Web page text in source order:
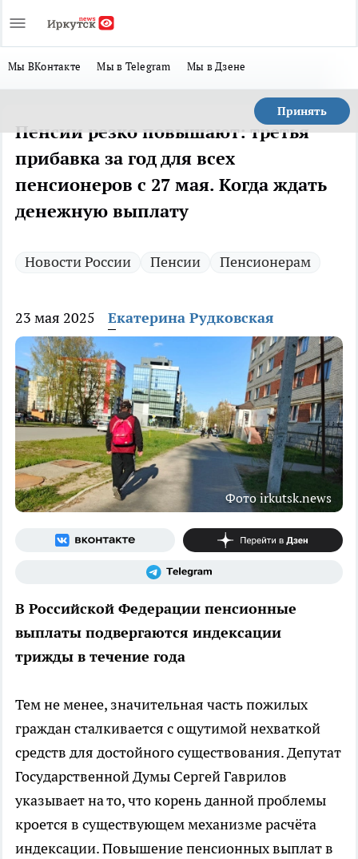
Мы ВКонтакте Мы в Telegram Мы в Дзене
Принять
Пенсии резко повышают: третья
прибавка за год для всех
пенсионеров с 27 мая. Когда ждать
денежную выплату
Новости России Пенсии Пенсионерам
23 мая 2025 Екатерина Рудковская
Фото irkutsk.news
В Российской Федерации пенсионные
выплаты подвергаются индексации
трижды в течение года
Тем не менее, значительная часть пожилых
граждан сталкивается с ощутимой нехваткой
средств для достойного существования. Депутат
Государственной Думы Сергей Гаврилов
указывает на то, что корень данной проблемы
кроется в существующем механизме расчёта
индексации. Повышение пенсионных выплат в